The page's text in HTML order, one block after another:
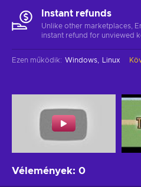
Instant refunds
Unlike other marketplaces,
instant refund for unviewed
Ezen működik: Windows Linux
Vélemények: 0